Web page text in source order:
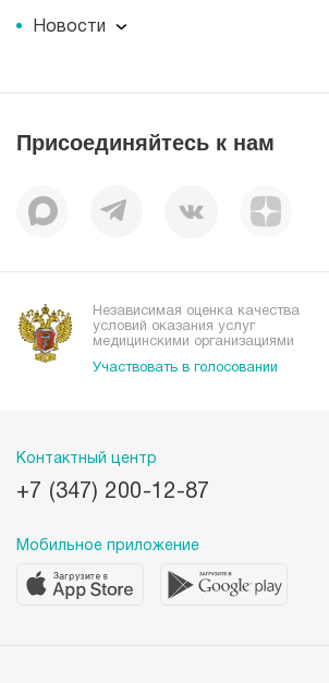
О компании
Пациентам
Миссия
Корпоративная социальная
Наши преимущества
Новости
Пресс-центр
Присоединяйтесь к нам
Независимая оценка качества
условий оказания услуг
медицинскими организациями
Участвовать в голосовании
Контактный центр
+7 (347) 200-12-87
Мобильное приложение